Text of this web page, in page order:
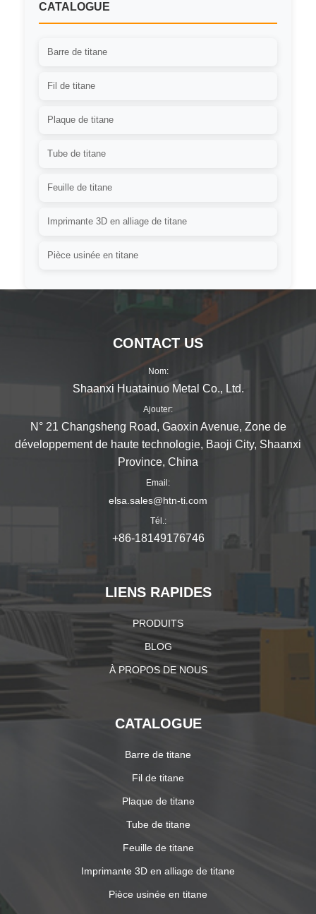
CATALOGUE
Barre de titane
Fil de titane
Plaque de titane
Tube de titane
Feuille de titane
Imprimante 3D en alliage de titane
Pièce usinée en titane
CONTACT US
Nom:
Shaanxi Huatainuo Metal Co., Ltd.
Ajouter:
N° 21 Changsheng Road, Gaoxin Avenue, Zone de
développement de haute technologie, Baoji City, Shaanxi
Province, China
Email:
elsa.sales@htn-ti.com
Tél.:
+86-18149176746
LIENS RAPIDES
PRODUITS
BLOG
À PROPOS DE NOUS
CATALOGUE
Barre de titane
Fil de titane
Plaque de titane
Tube de titane
Feuille de titane
Imprimante 3D en alliage de titane
Pièce usinée en titane